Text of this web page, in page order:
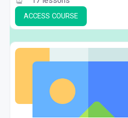
ACCESS COURSE